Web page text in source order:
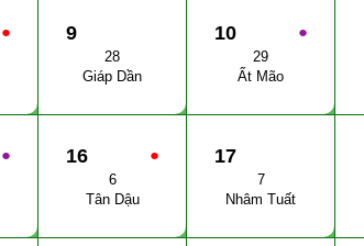
● 9
28
Giáp Dần
●
10
29
Ất Mão
● ●
16
6
Tân Dậu
17
7
Nhâm Tuất